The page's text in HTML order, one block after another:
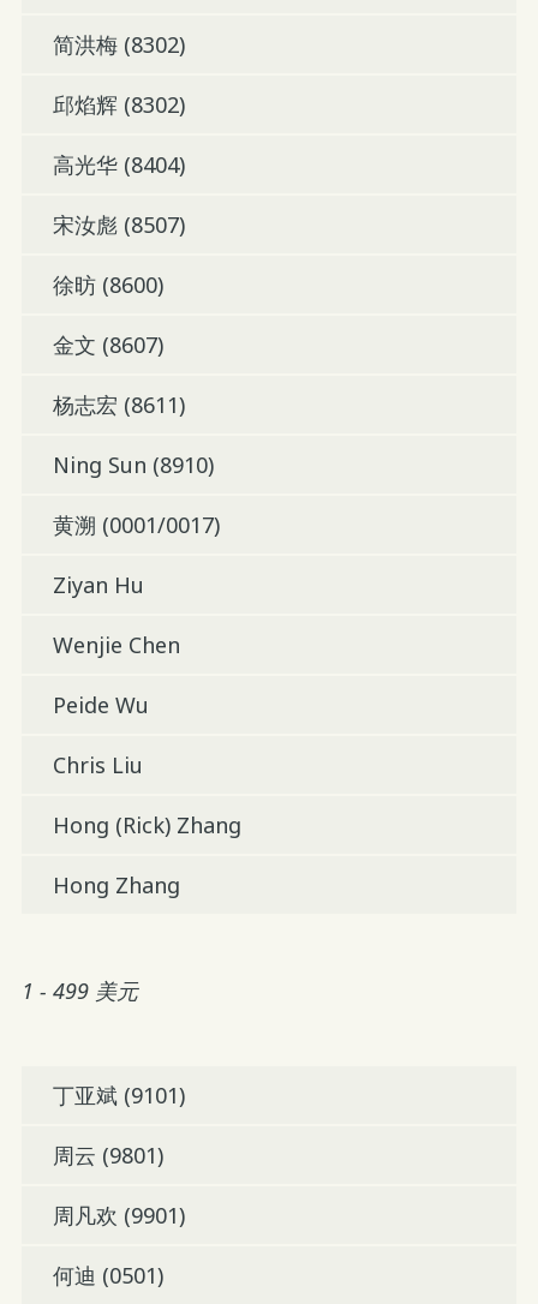
简洪梅 (8302)
邱焰辉 (8302)
高光华 (8404)
宋汝彪 (8507)
徐昉 (8600)
金文 (8607)
杨志宏 (8611)
Ning Sun (8910)
黄溯 (0001/0017)
Ziyan Hu
Wenjie Chen
Peide Wu
Chris Liu
Hong (Rick) Zhang
Hong Zhang
1 - 499 美元
丁亚斌 (9101)
周云 (9801)
周凡欢 (9901)
何迪 (0501)